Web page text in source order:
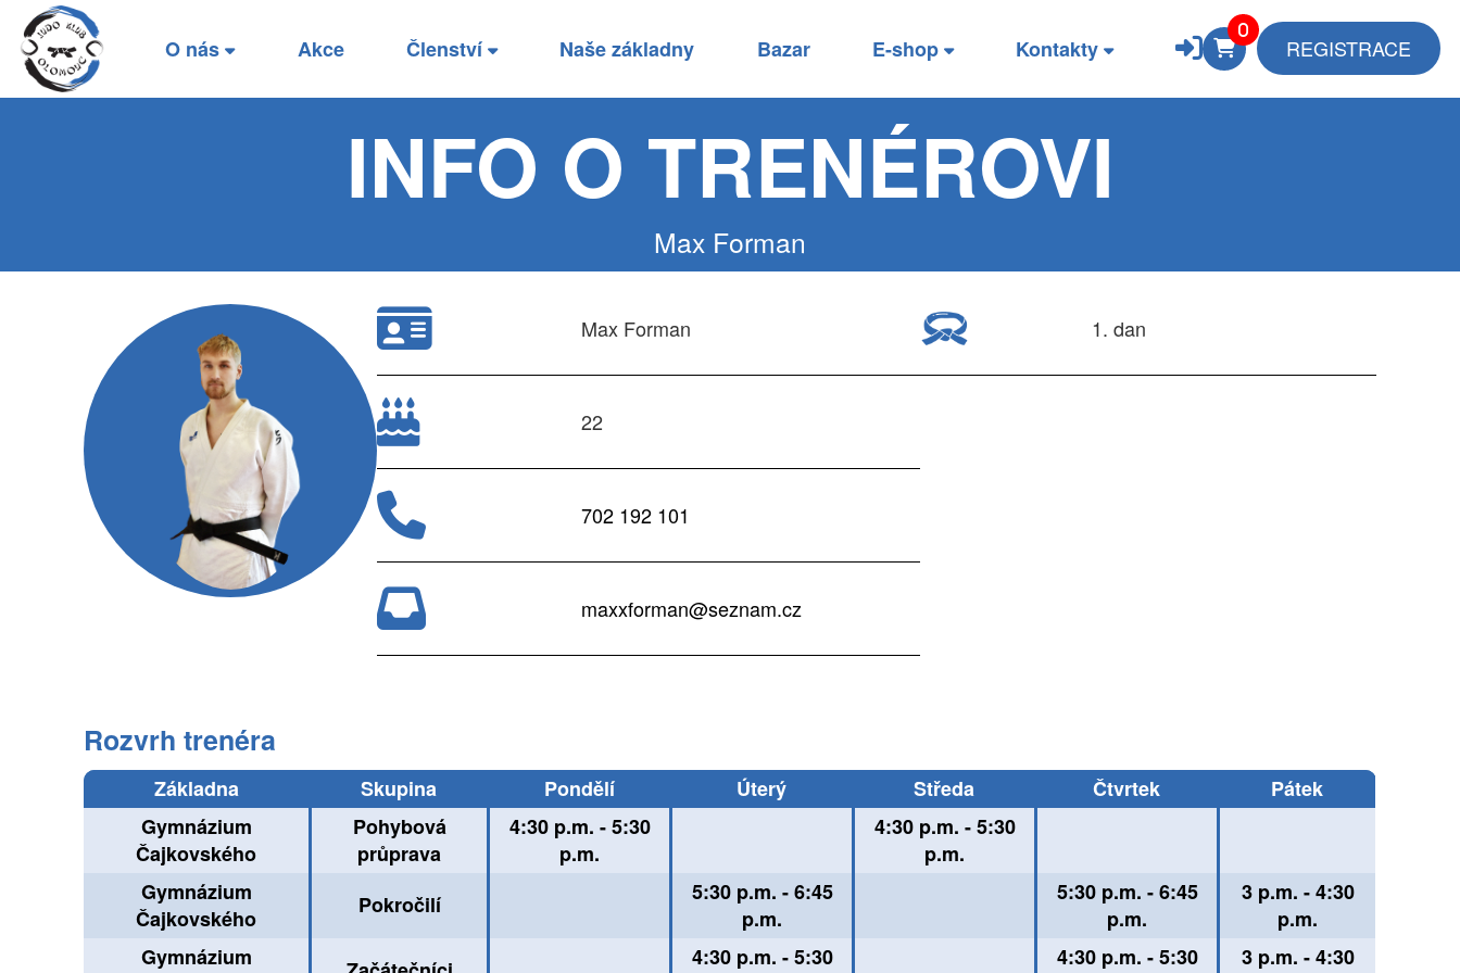
O nás Akce Členství Naše základny Bazar E-shop Kontakty REGISTRACE
INFO O TRENÉROVI
Max Forman
Max Forman
22
702 192 101
maxxforman@seznam.cz
1. dan
Rozvrh trenéra
Základna Skupina Pondělí Úterý Středa Čtvrtek
Pátek
Gymnázium
Čajkovského
Pohybová
průprava
4:30 p.m. - 5:30
p.m.
4:30 p.m. - 5:30
p.m.
Gymnázium
Čajkovského
Pokročilí
5:30 p.m. - 6:45
p.m.
5:30 p.m. - 6:45
p.m.
3 p.m. - 4:30
p.m.
Gymnázium
4:30 p.m. - 5:30
4:30 p.m. - 5:30
3 p.m. - 4:30